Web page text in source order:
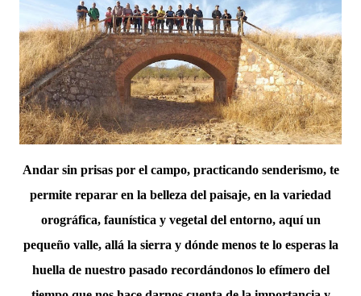
Andar sin prisas por el campo, practicando senderismo, te
permite reparar en la belleza del paisaje, en la variedad
orográfica, faunística y vegetal del entorno, aquí un
pequeño valle, allá la sierra y dónde menos te lo esperas la
huella de nuestro pasado recordándonos lo efímero del